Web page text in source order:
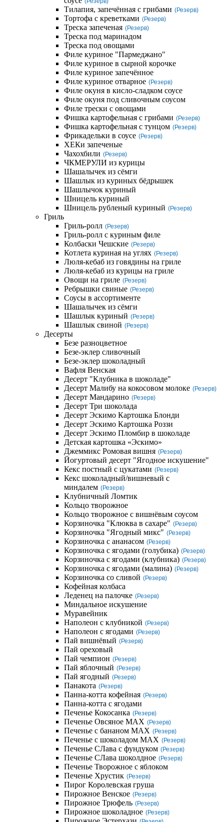
Тилапия, запечённая с грибами (Резерв)
Тортофа с креветками (Резерв)
Треска запеченая (Резерв)
Треска под маринадом
Треска под овощами
Филе куриное "Пармеджано"
Филе куриное в сырной корочке
Филе куриное запечённое
Филе куриное отварное (Резерв)
Филе окуня в кисло-сладком соусе
Филе окуня под сливочным соусом
Филе трески с овощами
Фишка картофельная с грибами (Резерв)
Фишка картофельная с тунцом (Резерв)
Фрикадельки в соусе (Резерв)
ХЕКи запеченые
Чахохбили (Резерв)
ЧКМЕРУЛИ из курицы
Шашалычек из сёмги
Шашлык из куриных бёдрышек
Шашлычок куриный
Шницель куриный
Шницель рубленый куриный (Резерв)
Гриль
Гриль-ролл (Резерв)
Гриль-ролл с куриным филе
Колбаски Чешские (Резерв)
Котлета куриная на углях (Резерв)
Люля-кебаб из говядины на гриле
Люля-кебаб из курицы на гриле
Овощи на гриле (Резерв)
Ребрышки свиные (Резерв)
Соусы в ассортименте
Шашалычек из сёмги
Шашлык куриный (Резерв)
Шашлык свиной (Резерв)
Десерты
Безе разноцветное
Безе-эклер сливочный
Безе-эклер шоколадный
Вафля Венская
Десерт "Клубника в шоколаде"
Десерт Малибу на кокосовом молоке (Резерв)
Десерт Мандарино (Резерв)
Десерт Три шоколада
Десерт Эскимо Картошка Блонди
Десерт Эскимо Картошка Роззи
Десерт Эскимо Пломбир в шоколаде
Детская картошка «Эскимо»
Джеммикс Ромовая вишня (Резерв)
Йогуртовый десерт "Ягодное искушение"
Кекс постный с цукатами (Резерв)
Кекс шоколадный/вишневый с
миндалем (Резерв)
Клубничный Ломтик
Кольцо творожное
Кольцо творожное с вишнёвым соусом
Корзиночка "Клюква в сахаре" (Резерв)
Корзиночка "Ягодный микс" (Резерв)
Корзиночка с ананасом (Резерв)
Корзиночка с ягодами (голубика) (Резерв)
Корзиночка с ягодами (клубника) (Резерв)
Корзиночка с ягодами (малина) (Резерв)
Корзиночка со сливой (Резерв)
Кофейная колбаса
Леденец на палочке (Резерв)
Миндальное искушение
Муравейник
Наполеон с клубникой (Резерв)
Наполеон с ягодами (Резерв)
Пай вишнёвый (Резерв)
Пай ореховый
Пай чемпион (Резерв)
Пай яблочный (Резерв)
Пай ягодный (Резерв)
Панакота (Резерв)
Панна-котта кофейная (Резерв)
Панна-котта с ягодами
Печенье Кокосанка (Резерв)
Печенье Овсяное MAX (Резерв)
Печенье с бананом MAX (Резерв)
Печенье с шоколадом MAX (Резерв)
Печенье СЛава с фундуком (Резерв)
Печенье СЛава шоколдное (Резерв)
Печенье Творожное с яблоком
Печенье Хрустик (Резерв)
Пирог Королевская груша
Пирожное Венское (Резерв)
Пирожное Трюфель (Резерв)
Пирожное шоколадное (Резерв)